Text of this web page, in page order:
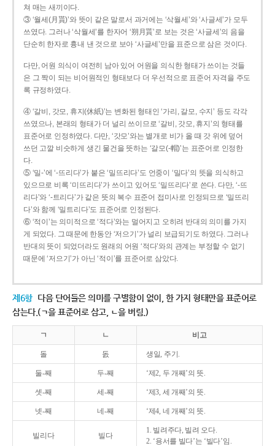
쳐 매는 새끼이다.
③ ‘월세(月貰)’와 뜻이 같은 말로서 과거에는 ‘삭월세’와 ‘사글세’가 모두
쓰였다. 그러나 ‘삭월세’를 한자어 ‘朔月貰’로 보는 것은 ‘사글세’의 음을
단순히 한자로 흉내 낸 것으로 보아 ‘사글세’만을 표준으로 삼은 것이다.
다만, 어원 의식이 여전히 남아 있어 어원을 의식한 형태가 쓰이는 것들
은 그 짝이 되는 비어원적인 형태보다 더 우선적으로 표준어 자격을 주도
록 규정하였다.
④ ‘갈비, 갓모, 휴지(休紙)’는 변화된 형태인 ‘가리, 갈모, 수지’ 등도 각각
쓰였으나, 본래의 형태가 더 널리 쓰이므로 ‘갈비, 갓모, 휴지’의 형태를
표준어로 인정하였다. 다만, ‘갓모’와는 별개로 비가 올 때 갓 위에 덮어
쓰던 고깔 비슷하게 생긴 물건을 뜻하는 ‘갈모(-帽)’는 표준어로 인정한
다.
⑤ ‘밀-’에 ‘-뜨리다’가 붙은 ‘밀뜨리다’도 언중이 ‘밀다’의 뜻을 의식하고
있으므로 비록 ‘미뜨리다’가 쓰이고 있어도 ‘밀뜨리다’로 쓴다. 다만, ‘-뜨
리다’와 ‘-트리다’가 같은 뜻의 복수 표준어 접미사로 인정되므로 ‘밀뜨리
다’와 함께 ‘밀트리다’도 표준어로 인정된다.
⑥ ‘적이’는 의미적으로 ‘적다’와는 멀어지고 오히려 반대의 의미를 가지
게 되었다. 그 때문에 한동안 ‘저으기’가 널리 보급되기도 하였다. 그러나
반대의 뜻이 되었더라도 원래의 어원 ‘적다’와의 관계는 부정할 수 없기
때문에 ‘저으기’가 아닌 ‘적이’를 표준어로 삼았다.
제6항 다음 단어들은 의미를 구별함이 없이, 한 가지 형태만을 표준어로
삼는다.(ㄱ을 표준어로 삼고, ㄴ을 버림.)
ㄱ ㄴ 비고
돌 돐 생일, 주기.
둘-째 두-째 ‘제2, 두 개째’의 뜻.
셋-째 세-째 ‘제3, 세 개째’의 뜻.
넷-째 네-째 ‘제4, 네 개째’의 뜻.
빌리다 빌다
1. 빌려주다, 빌려 오다.
2. ‘용서를 빌다’는 ‘빌다’임.